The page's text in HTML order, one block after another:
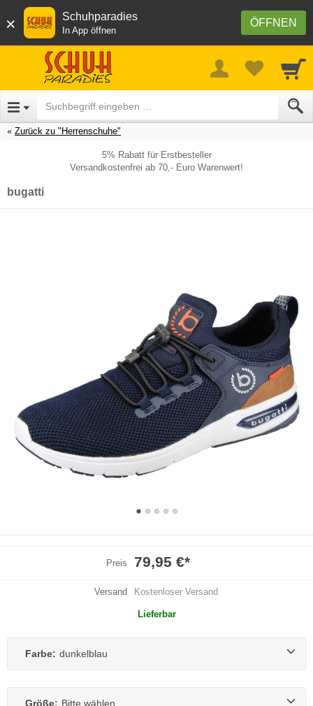
× ÖFFNEN
Schuhparadies
In App öffnen
Zurück zu "Herrenschuhe"
5% Rabatt für Erstbesteller
Versandkostenfrei ab 70,- Euro Warenwert!
bugatti
Preis 79,95 €*
Versand Kostenloser Versand
Lieferbar
Farbe: dunkelblau
Größe: Bitte wählen